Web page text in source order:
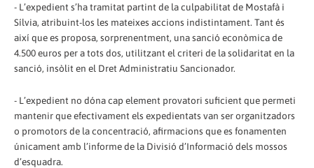
- L’expedient s’ha tramitat partint de la culpabilitat de Mostafà i
Sílvia, atribuint-los les mateixes accions indistintament. Tant és
així que es proposa, sorprenentment, una sanció econòmica de
4.500 euros per a tots dos, utilitzant el criteri de la solidaritat en la
sanció, insòlit en el Dret Administratiu Sancionador.
- L’expedient no dóna cap element provatori suficient que permeti
mantenir que efectivament els expedientats van ser organitzadors
o promotors de la concentració, afirmacions que es fonamenten
únicament amb l’informe de la Divisió d’Informació dels mossos
d’esquadra.